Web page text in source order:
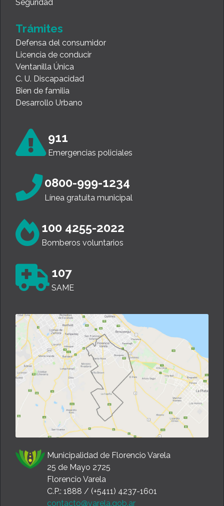
Licencia de conducir
C. U. Discapacidad
Bien de familia
Desarrollo Urbano
911
Emergencias policiales
0800-999-1234
Línea gratuita municipal
100 4255-2022
Bomberos voluntarios
107
SAME
Municipalidad de Florencio Varela
25 de Mayo 2725
Florencio Varela
contacto@varela.gob.ar